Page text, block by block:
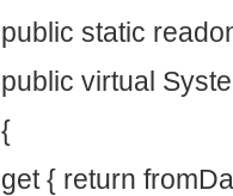
public static
public virtual
{
get { return